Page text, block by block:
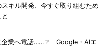
キル開発、今すぐ取り組むため
企業へ電話……？ Google・AIエ